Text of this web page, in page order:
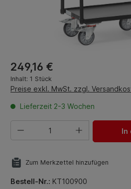
Regulärer Preis:
249,16 €
Inhalt: 1 Stück
Preise exkl. MwSt. zzgl.
Lieferzeit 2-3 Wochen
Produkt Anzahl: Gib den
In
Zum Merkzettel hinzufügen
Bestell-Nr.: KT100900